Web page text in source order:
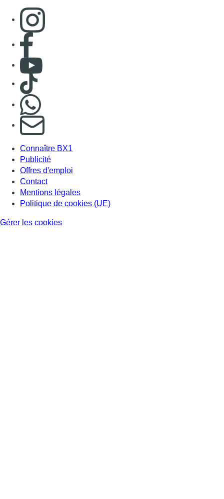
Consulter page Instagram
Consulter page Facebook
Consulter Youtube
Consulter TikTok
S'abonner à notre newsletter
Connaître BX1
Publicité
Offres d'emploi
Contact
Mentions légales
Politique de cookies (UE)
Gérer les cookies